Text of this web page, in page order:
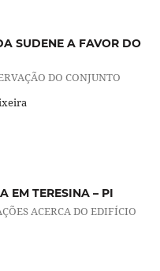
SUDENE A FAVOR DO
DO CONJUNTO
EM TERESINA – PI
ACERCA DO EDIFÍCIO